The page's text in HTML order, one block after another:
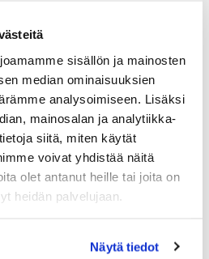
sisällön ja mainosten
median ominaisuuksien
analysoimiseen. Lisäksi
mainosalan ja analytiikka-
siitä, miten käytät
voivat yhdistää näitä
olet antanut heille tai joita on
heidän palvelujaan.
Näytä tiedot
tunti -lahjakortti arvotaan
perjantaipeleihin
pelataan lauantaina 17.5. klo